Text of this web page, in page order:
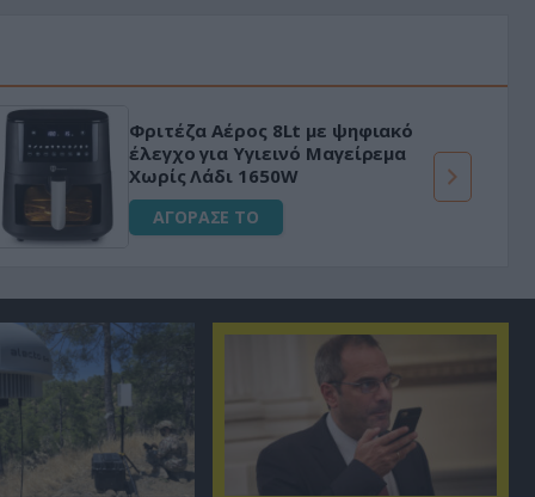
Φριτέζα Αέρος 8Lt με ψηφιακό
έλεγχο για Υγιεινό Μαγείρεμα
Χωρίς Λάδι 1650W
ΑΓΟΡΑΣΕ ΤΟ